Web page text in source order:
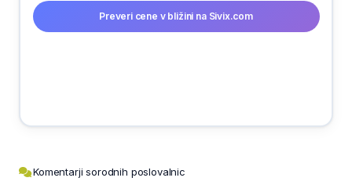
Preveri cene v bližini na Sivix.com
Komentarji sorodnih poslovalnic